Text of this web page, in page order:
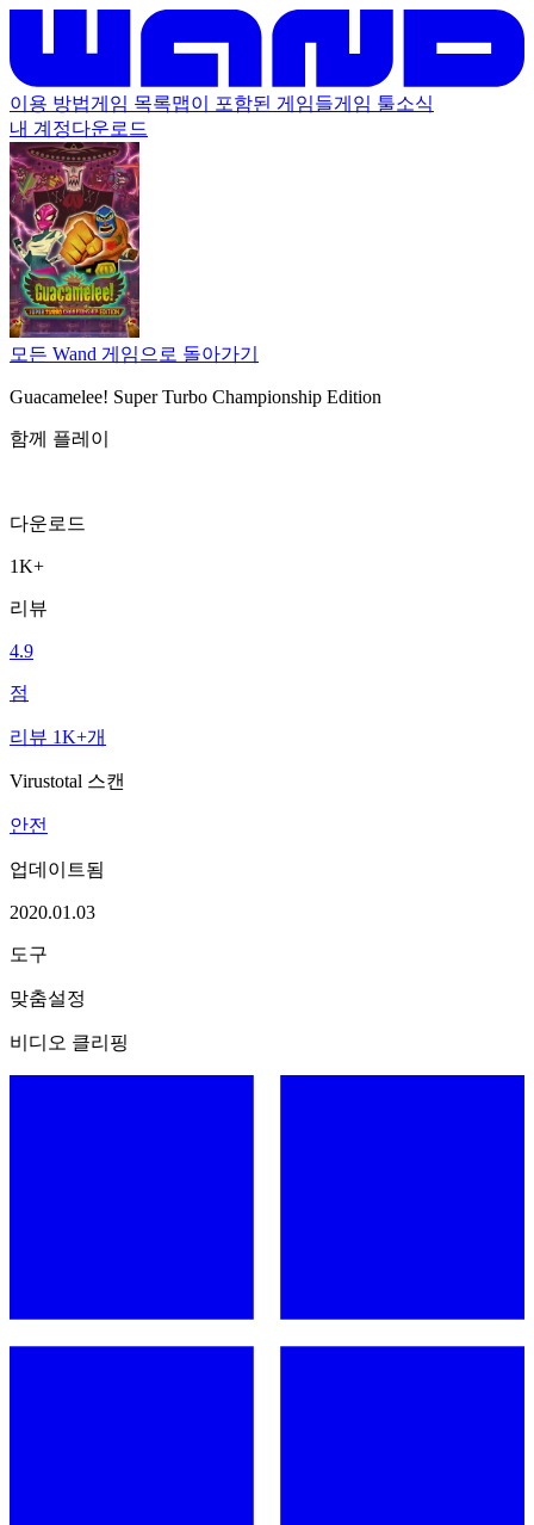
이용 방법게임 목록맵이 포함된 게임들게임 툴소식
내 계정다운로드
모든 Wand 게임으로 돌아가기
Guacamelee! Super Turbo Championship Edition
함께 플레이
다운로드
1K+
리뷰
4.9
점
리뷰 1K+개
Virustotal 스캔
안전
업데이트됨
2020.01.03
도구
맞춤설정
비디오 클리핑